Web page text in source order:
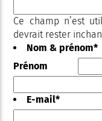
Ce champ n’est
devrait rester
Nom & prénom*
Prénom
E-mail*